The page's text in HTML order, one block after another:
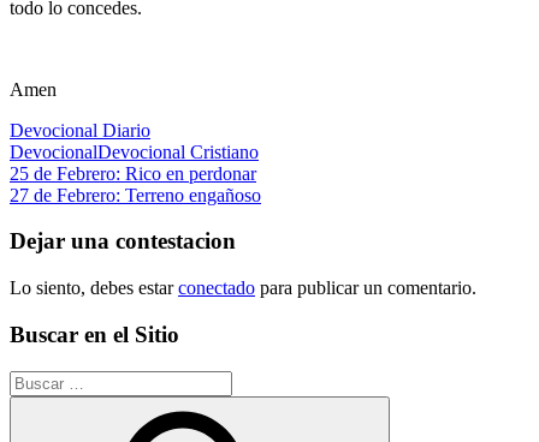
todo lo concedes.
Amen
Devocional Diario
DevocionalDevocional Cristiano
Navegación
de
entradas
Entrada
anterior:
25 de Febrero: Rico en perdonar
Siguiente
27 de Febrero: Terreno engañoso
Dejar una contestacion
Lo siento, debes estarconectado para publicar un comentario.
Buscar en el Sitio
Buscar: